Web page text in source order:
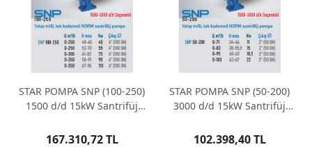
STAR POMPA SNP (100-250)
1500 d/d 15kW Santrifüj
167.310,72 TL
STAR POMPA SNP (50-200)
3000 d/d 15kW Santrifüj
102.398,40 TL